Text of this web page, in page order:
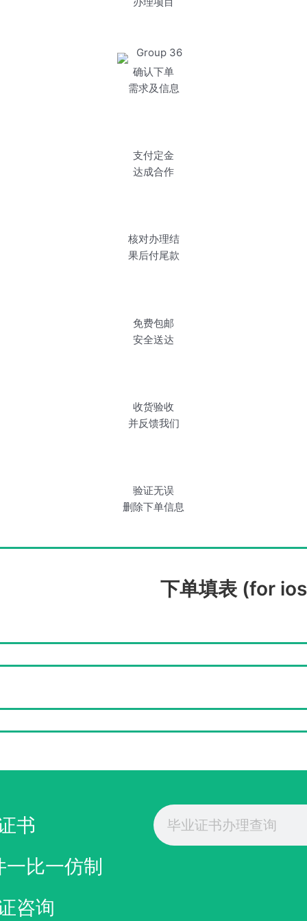
确认下单
需求及信息
支付定金
达成合作
核对办理结
果后付尾款
免费包邮
安全送达
收货验收
并反馈我们
验证无误
删除下单信息
下单填表 (for
书
比一仿制
咨询
Search